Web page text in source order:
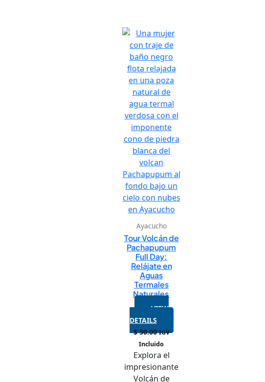
Ayacucho
Tour Volcán de
Pachapupum
Full Day:
Relájate en
Aguas
Termales
Naturales
VIEW
DETAILS
$50.00 IGV
Incluido
Explora el
impresionante
Volcán de